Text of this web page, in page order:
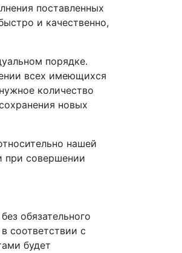
поставленных
и качественно,
порядке.
всех имеющихся
количество
новых
нашей
при совершении
обязательного
соответствии с
будет